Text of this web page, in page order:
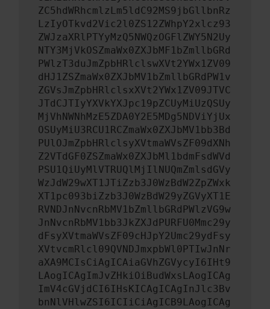
ZC5hdWRhcmlzLm5ldC92MS9jbGllbnRz
LzIyOTkvd2Vic2l0ZS12ZWhpY2xlcz93
ZWJzaXRlPTYyMzQ5NWQzOGFlZWY5N2Uy
NTY3MjVkOSZmaWx0ZXJbMF1bZmllbGRd
PWlzT3duJmZpbHRlclswXVt2YWx1ZV09
dHJ1ZSZmaWx0ZXJbMV1bZmllbGRdPW1v
ZGVsJmZpbHRlclsxXVt2YWx1ZV09JTVC
JTdCJTIyYXVkYXJpc19pZCUyMiUzQSUy
MjVhNWNhMzE5ZDA0Y2E5MDg5NDViYjUx
OSUyMiU3RCU1RCZmaWx0ZXJbMV1bb3Bd
PUlOJmZpbHRlclsyXVtmaWVsZF09dXNh
Z2VTdGF0ZSZmaWx0ZXJbMl1bdmFsdWVd
PSU1QiUyMlVTRUQlMjIlNUQmZmlsdGVy
WzJdW29wXT1JTiZzb3J0WzBdW2ZpZWxk
XT1pc093biZzb3J0WzBdW29yZGVyXT1E
RVNDJnNvcnRbMV1bZmllbGRdPWlzVG9w
JnNvcnRbMV1bb3JkZXJdPURFU0Mmc29y
dFsyXVtmaWVsZF09cHJpY2Umc29ydFsy
XVtvcmRlcl09QVNDJmxpbWl0PTIwJnNr
aXA9MCIsCiAgICAiaGVhZGVycyI6IHt9
LAogICAgImJvZHkiOiBudWxsLAogICAg
ImV4cGVjdCI6IHsKICAgICAgInJlc3Bv
bnNlVHlwZSI6ICIiCiAgICB9LAogICAg